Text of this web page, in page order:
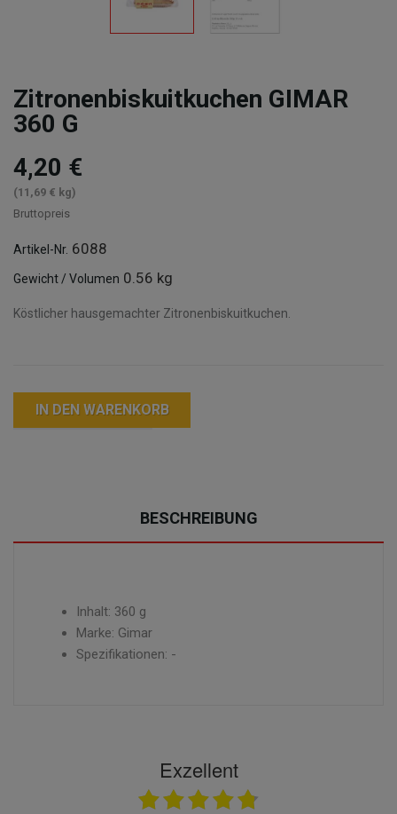
Zitronenbiskuitkuchen GIMAR
360 G
4,20 €
(11,69 € kg)
Bruttopreis
Artikel-Nr. 6088
Gewicht / Volumen 0.56 kg
Köstlicher hausgemachter Zitronenbiskuitkuchen.
IN DEN WARENKORB
BESCHREIBUNG
Inhalt: 360 g
Marke: Gimar
Spezifikationen: -
Exzellent